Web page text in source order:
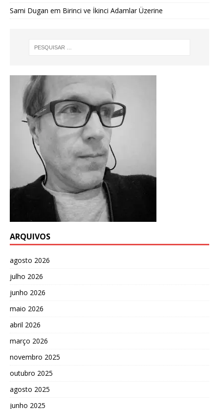
Sami Dugan em Birinci ve İkinci Adamlar Üzerine
ARQUIVOS
agosto 2026
julho 2026
junho 2026
maio 2026
abril 2026
março 2026
novembro 2025
outubro 2025
agosto 2025
junho 2025